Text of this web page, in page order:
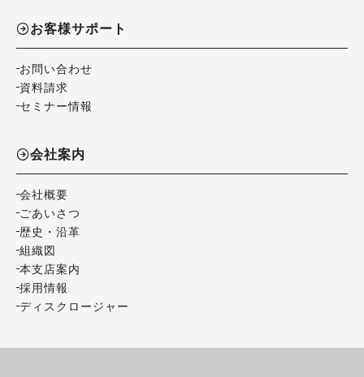
お客様サポート
お問い合わせ
資料請求
セミナー情報
会社案内
会社概要
ごあいさつ
歴史・沿革
組織図
本支店案内
採用情報
ディスクロージャー